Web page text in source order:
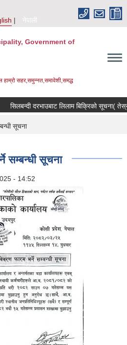
नेपाली
Government of
हाम्रो सहर,समुन्नत,समावेशी,समद्ध
सिलबन्दी दरभाउबाट लिलाम बिक्रिको सूचना(
सूचना
सम्बन्धी सूचना
- 14:52